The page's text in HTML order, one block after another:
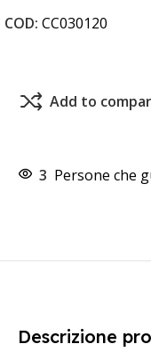
COD: CC030120
Add to
3 Persone che
Descrizione